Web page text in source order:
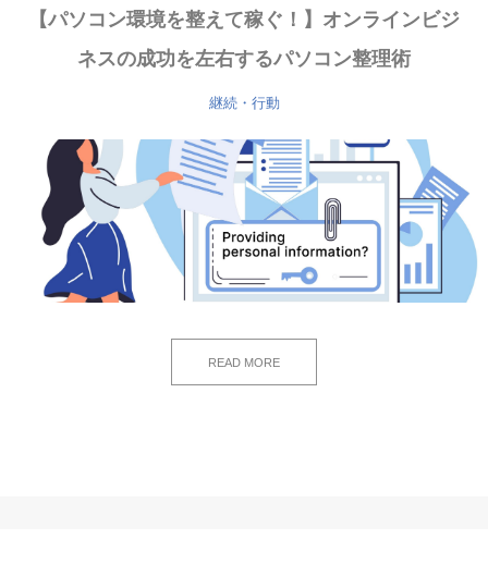
【パソコン環境を整えて稼ぐ！】オンラインビジ
ネスの成功を左右するパソコン整理術
継続・行動
READ MORE